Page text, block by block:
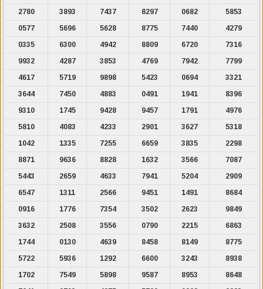
2780
3893 7437 8297 0682
5853
0577
5696 5628 8775 7440
4279
0335
6300 4942 8809 6720
7316
9932
4287 3853 4769 7942
7799
4617
5719 9898 5423 0694
3321
3644
7450 4883 0491 1941
8396
9310
1745 9428 9457 1791
4976
5810
4083 4233 2901 3627
5318
1042
1335 7255 6659 3835
2298
8871
9636 8828 1632 3566
7087
5443
2659 4633 7941 5204
2909
6547
1311 2566 9451 1491
8684
0916
1776 7354 3502 2623
9849
3632
2508 3556 0790 2215
6863
1744
0130 4639 8458 8149
8775
5722
5936 1292 6600 3243
8938
1702
7549 5898 9587 8953
8648